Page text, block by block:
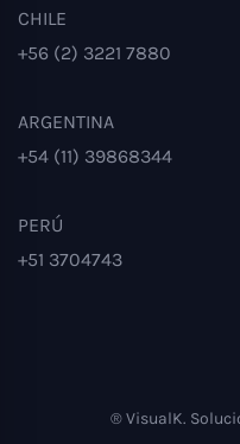
CHILE
+56 (2) 3221 7880
ARGENTINA
+54 (11) 39868344
PERÚ
+51 3704743
® VisualK.